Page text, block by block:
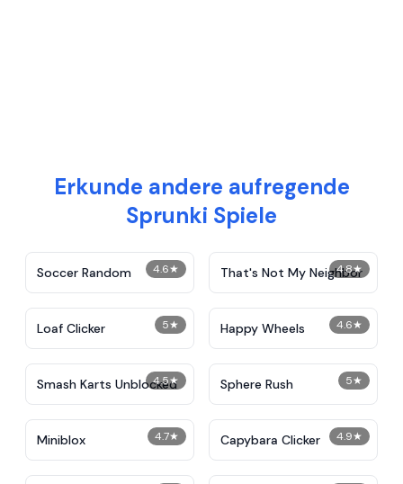
Erkunde andere aufregende
Sprunki Spiele
4.6★
Soccer Random 4.8★
That's Not My Neighbor
5★
Loaf Clicker 4.6★
Happy Wheels
4.5★
Smash Karts Unblocked 5★
Sphere Rush
4.7★
Miniblox 4.9★
Capybara Clicker